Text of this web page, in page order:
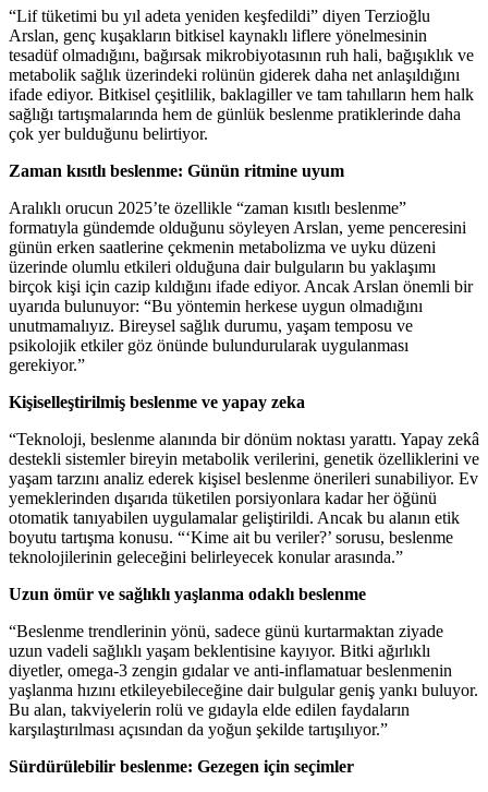
“Lif tüketimi bu yıl adeta yeniden keşfedildi” diyen Terzioğlu
Arslan, genç kuşakların bitkisel kaynaklı liflere yönelmesinin
tesadüf olmadığını, bağırsak mikrobiyotasının ruh hali, bağışıklık ve
metabolik sağlık üzerindeki rolünün giderek daha net anlaşıldığını
ifade ediyor. Bitkisel çeşitlilik, baklagiller ve tam tahılların hem halk
sağlığı tartışmalarında hem de günlük beslenme pratiklerinde daha
çok yer bulduğunu belirtiyor.
Zaman kısıtlı beslenme: Günün ritmine uyum
Aralıklı orucun 2025’te özellikle “zaman kısıtlı beslenme”
formatıyla gündemde olduğunu söyleyen Arslan, yeme penceresini
günün erken saatlerine çekmenin metabolizma ve uyku düzeni
üzerinde olumlu etkileri olduğuna dair bulguların bu yaklaşımı
birçok kişi için cazip kıldığını ifade ediyor. Ancak Arslan önemli bir
uyarıda bulunuyor: “Bu yöntemin herkese uygun olmadığını
unutmamalıyız. Bireysel sağlık durumu, yaşam temposu ve
psikolojik etkiler göz önünde bulundurularak uygulanması
gerekiyor.”
Kişiselleştirilmiş beslenme ve yapay zeka
“Teknoloji, beslenme alanında bir dönüm noktası yarattı. Yapay zekâ
destekli sistemler bireyin metabolik verilerini, genetik özelliklerini ve
yaşam tarzını analiz ederek kişisel beslenme önerileri sunabiliyor. Ev
yemeklerinden dışarıda tüketilen porsiyonlara kadar her öğünü
otomatik tanıyabilen uygulamalar geliştirildi. Ancak bu alanın etik
boyutu tartışma konusu. “‘Kime ait bu veriler?’ sorusu, beslenme
teknolojilerinin geleceğini belirleyecek konular arasında.”
Uzun ömür ve sağlıklı yaşlanma odaklı beslenme
“Beslenme trendlerinin yönü, sadece günü kurtarmaktan ziyade
uzun vadeli sağlıklı yaşam beklentisine kayıyor. Bitki ağırlıklı
diyetler, omega-3 zengin gıdalar ve anti-inflamatuar beslenmenin
yaşlanma hızını etkileyebileceğine dair bulgular geniş yankı buluyor.
Bu alan, takviyelerin rolü ve gıdayla elde edilen faydaların
karşılaştırılması açısından da yoğun şekilde tartışılıyor.”
Sürdürülebilir beslenme: Gezegen için seçimler